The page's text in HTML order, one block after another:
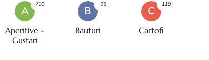
A
Aperitive -
Gustari
710
B
Bauturi
95
C
Cartofi
119